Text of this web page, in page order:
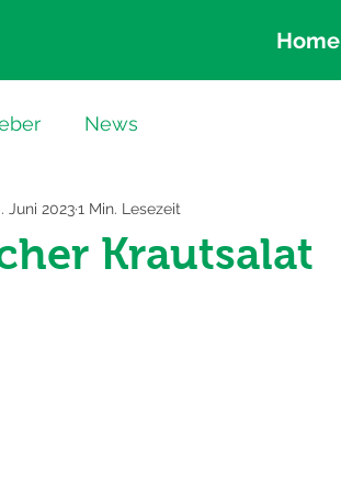
Home
News
Krautsalat
Juni 20231 Min. Lesezeit